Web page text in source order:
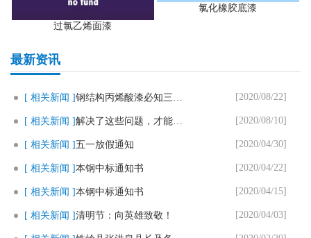
过氯乙烯面漆
氯化橡胶底漆
最新资讯
[ 相关新闻 ] [2020/08/22]
[ 相关新闻 ] [2020/08/10]
[ 相关新闻 ]五一放假通知 [2020/04/30]
[ 相关新闻 ]本钢中标通知书 [2020/04/22]
[ 相关新闻 ]本钢中标通知书 [2020/04/15]
[ 相关新闻 ]清明节：向英雄致敬！ [2020/04/03]